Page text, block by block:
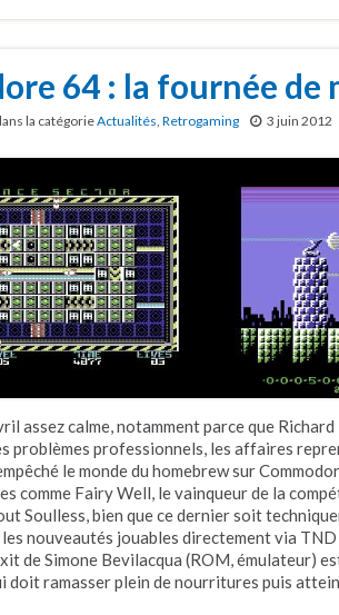
64 : la fournée de
la catégorieActualités, Retrogaming 3 juin 2012
assez calme, notamment parce que
problèmes professionnels, les affaires
le monde du homebrew sur
comme Fairy Well, le vainqueur de la
Soulless, bien que ce dernier soit
nouveautés jouables directement via TND
de Simone Bevilacqua (ROM, émulateur)
doit ramasser plein de nourritures puis